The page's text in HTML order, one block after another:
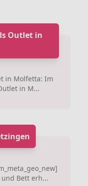
Outlet in
in Molfetta: Im
in M...
Bett erh...